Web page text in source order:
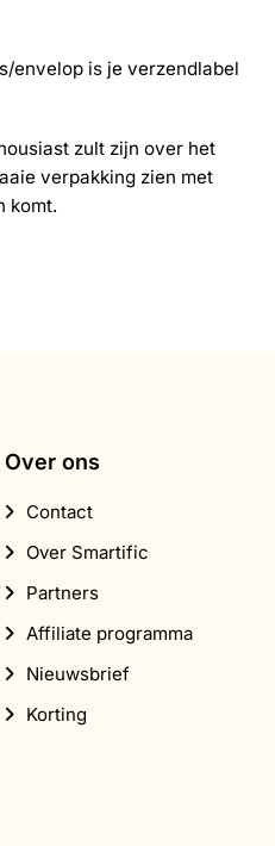
envelop is je verzendlabel
zult zijn over het
verpakking zien met
komt.
Over ons
Contact
Over Smartific
Partners
Affiliate programma
Nieuwsbrief
Korting